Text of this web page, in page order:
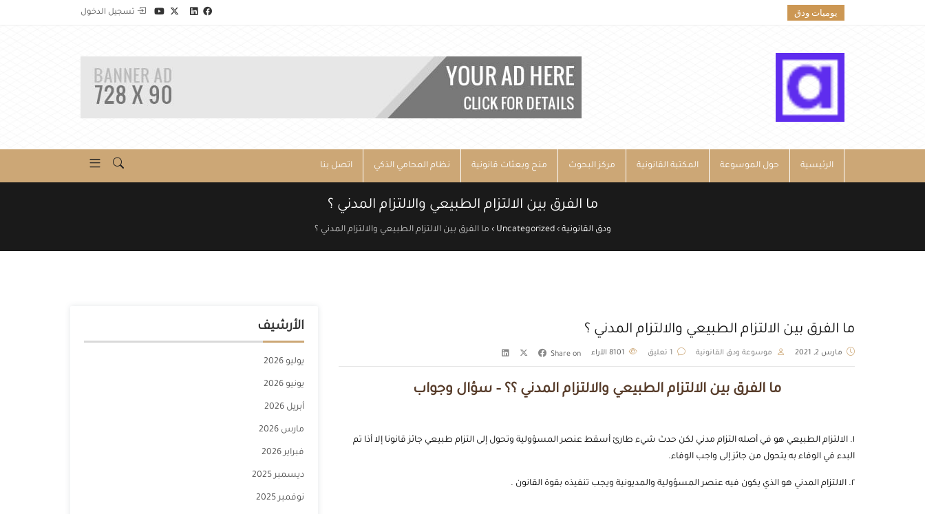
يوميات ودق تسجيل الدخول
الرئيسية حول الموسوعة المكتبة القانونية مركز البحوث منح وبعثات قانونية نظام المحامي الذكي اتصل بنا
ما الفرق بين الالتزام الطبيعي والالتزام المدني ؟
ودق القانونية ›
Uncategorized
› ما الفرق بين الالتزام الطبيعي والالتزام المدني ؟
ما الفرق بين الالتزام الطبيعي والالتزام المدني ؟
مارس 2, 2021 موسوعة ودق القانونية 1 تعليق الآراء Share on
ما الفرق بين الالتزام الطبيعي والالتزام المدني ؟؟ – سؤال وجواب
١. الالتزام الطبيعي هو في أصله التزام مدني لكن حدث شيء طارئ أسقط عنصر المسؤولية وتحول إلى التزام طبيعي جائز قانونا إلا أذا تم
البدء في الوفاء به يتحول من جائز إلى واجب الوفاء.
٢. الالتزام المدني هو الذي يكون فيه عنصر المسؤولية والمديونية ويجب تنفيذه بقوة القانون .
الأرشيف
يوليو 2026
يونيو 2026
أبريل 2026
مارس 2026
فبراير 2026
ديسمبر 2025
نوفمبر 2025